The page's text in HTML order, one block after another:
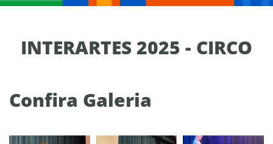
INTERARTES 2025 - CIRCO
Confira Galeria